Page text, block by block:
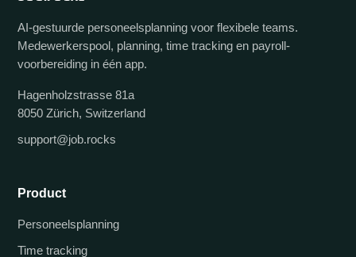
AI-gestuurde personeelsplanning voor flexibele teams.
Medewerkerspool, planning, time tracking en payroll-
voorbereiding in één app.
Hagenholzstrasse 81a
8050 Zürich, Switzerland
support@job.rocks
Product
Personeelsplanning
Time tracking